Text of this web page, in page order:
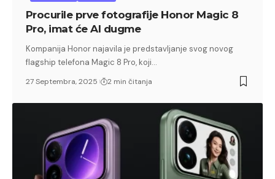
Procurile prve fotografije Honor Magic 8
Pro, imat će AI dugme
Kompanija Honor najavila je predstavljanje svog novog
flagship telefona Magic 8 Pro, koji…
27 Septembra, 2025 2 min čitanja